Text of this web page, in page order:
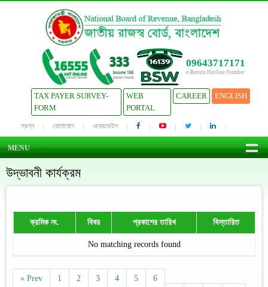
09643717171
e-Return Hotline Number
TAX PAYER SURVEY-
FORM
WEB
PORTAL
CAREER ENGLISH
প্রশ্ন যোগাযোগ ওয়েবমেইল
MENU
উদ্ভাবনী কার্যক্রম
ক্রমিক নং. বিষয় প্রকাশের তারিখ বিস্তারিত
No matching records found
« Prev 1 2 3 4 5
6